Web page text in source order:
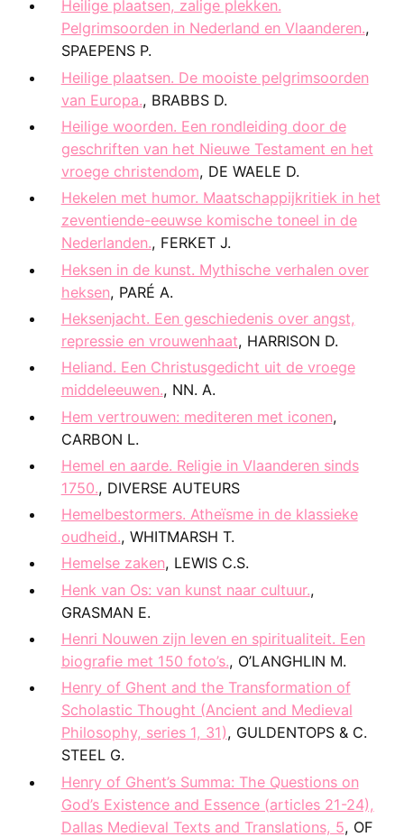
Heilige plaatsen, zalige plekken.
Pelgrimsoorden in Nederland en Vlaanderen.,
SPAEPENS P.
Heilige plaatsen. De mooiste pelgrimsoorden
van Europa., BRABBS D.
Heilige woorden. Een rondleiding door de
geschriften van het Nieuwe Testament en het
vroege christendom, DE WAELE D.
Hekelen met humor. Maatschappijkritiek in het
zeventiende-eeuwse komische toneel in de
Nederlanden., FERKET J.
Heksen in de kunst. Mythische verhalen over
heksen, PARÉ A.
Heksenjacht. Een geschiedenis over angst,
repressie en vrouwenhaat, HARRISON D.
Heliand. Een Christusgedicht uit de vroege
middeleeuwen., NN. A.
Hem vertrouwen: mediteren met iconen,
CARBON L.
Hemel en aarde. Religie in Vlaanderen sinds
1750., DIVERSE AUTEURS
Hemelbestormers. Atheïsme in de klassieke
oudheid., WHITMARSH T.
Hemelse zaken, LEWIS C.S.
Henk van Os: van kunst naar cultuur.,
GRASMAN E.
Henri Nouwen zijn leven en spiritualiteit. Een
biografie met 150 foto’s., O’LANGHLIN M.
Henry of Ghent and the Transformation of
Scholastic Thought (Ancient and Medieval
Philosophy, series 1, 31), GULDENTOPS & C.
STEEL G.
Henry of Ghent’s Summa: The Questions on
God’s Existence and Essence (articles 21-24),
Dallas Medieval Texts and Translations, 5, OF